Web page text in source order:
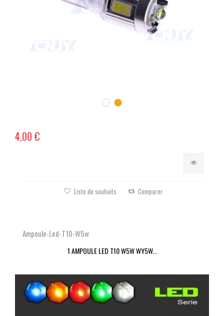
4,00 €
Liste de souhaits Comparer
Ampoule-Led-T10-W5w
1 AMPOULE LED T10 W5W WY5W...